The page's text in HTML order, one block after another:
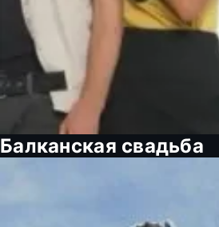
Балканская свадьба